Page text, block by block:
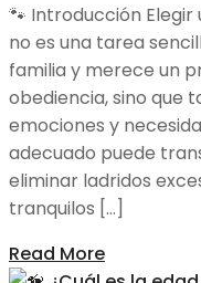
🐾 Introducción
no es una tarea
familia y merece un
obediencia, sino que
emociones y
adecuado puede
eliminar ladridos
tranquilos […]
Read More